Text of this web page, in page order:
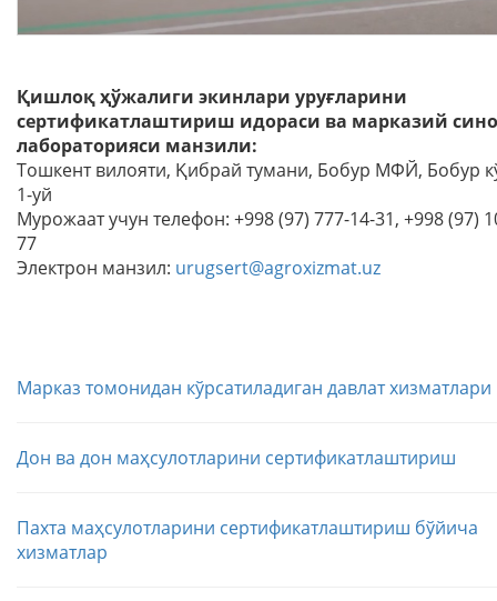
Қишлоқ ҳўжалиги экинлари уруғларини
сертификатлаштириш идораси ва марказий
лабораторияси манзили:
Тошкент вилояти, Қибрай тумани, Бобур МФЙ, Бобур
1-уй
Мурожаат учун телефон: +998 (97) 777-14-31, +998 (97)
77
Электрон манзил: urugsert@agroxizmat.uz
Марказ томонидан кўрсатиладиган давлат хизматлари
Дон ва дон маҳсулотларини сертификатлаштириш
Пахта маҳсулотларини сертификатлаштириш бўйича
хизматлар